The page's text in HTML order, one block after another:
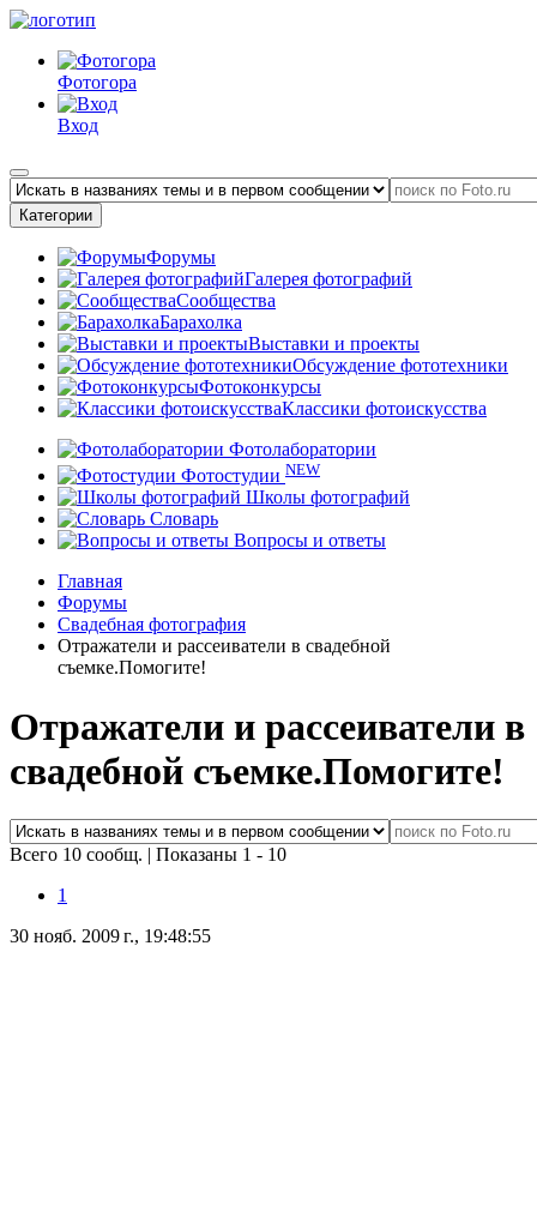
Фотогора
Вход
Категории
Форумы
Галерея фотографий
Сообщества
Барахолка
Выставки и проекты
Обсуждение фототехники
Фотоконкурсы
Классики фотоискусства
Фотолаборатории
Фотостудии NEW
Школы фотографий
Словарь
Вопросы и ответы
Главная
Форумы
Свадебная фотография
Отражатели и рассеиватели в свадебной
съемке.Помогите!
Отражатели и рассеиватели в
свадебной съемке.Помогите!
Всего 10 сообщ. | Показаны 1 - 10
1
30 нояб. 2009 г., 19:48:55